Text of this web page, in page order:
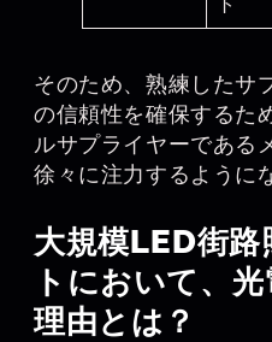
そのため、熟練したサ
の信頼性を確保するた
ルサプライヤーである
徐々に注力するように
大規模LED街路
トにおいて、
理由とは？